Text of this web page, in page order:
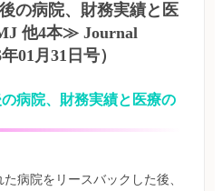
の病院、財務実績と医
他4本≫ Journal
01月31日号）
病院、財務実績と医療の
病院をリースバックした後、